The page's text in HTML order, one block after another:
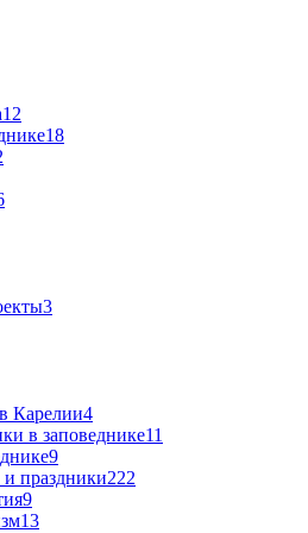
12
18
3
Карелии4
в заповеднике11
9
праздники222
9
13